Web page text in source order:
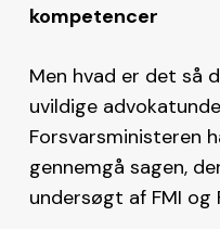
kompetencer
Men hvad er det så
uvildige
Forsvarsministeren
gennemgå sagen,
undersøgt af FMI